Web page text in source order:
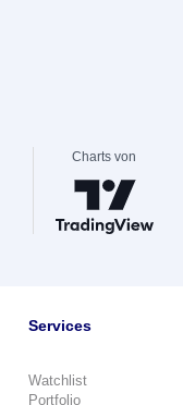
Charts von
Services
Watchlist
Portfolio